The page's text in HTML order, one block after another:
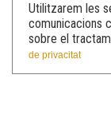
Utilitzarem les
comunicacions
sobre el
de privacitat